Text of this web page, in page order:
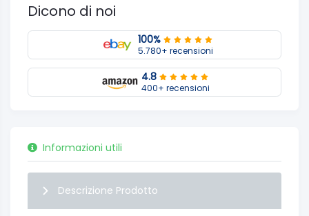
Dicono di noi
100%
5.780+ recensioni
4.8
400+ recensioni
Informazioni utili
Descrizione Prodotto